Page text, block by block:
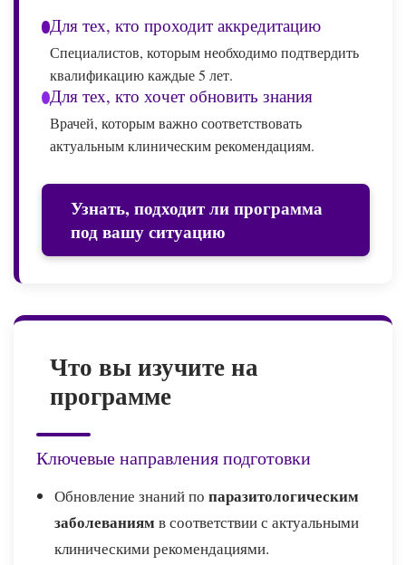
Для тех, кто проходит аккредитацию
Специалистов, которым необходимо подтвердить
квалификацию каждые 5 лет.
Для тех, кто хочет обновить знания
Врачей, которым важно соответствовать
актуальным клиническим рекомендациям.
Узнать, подходит ли программа
под вашу ситуацию
Что вы изучите на
программе
Ключевые направления подготовки
Обновление знаний по паразитологическим
заболеваниям в соответствии с актуальными
клиническими рекомендациями.